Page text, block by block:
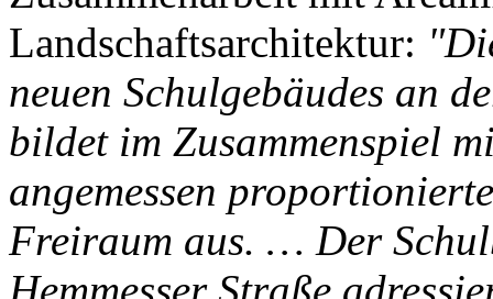
Landschaftsarchitektur:
neuen Schulgebäudes an
bildet im Zusammenspiel
angemessen
Freiraum aus. … Der
Hemmesser Straße